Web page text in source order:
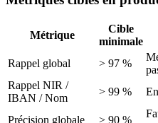
Métrique
Cible
minimale
Rappel global > 97 %
Rappel NIR /
IBAN / Nom
> 99 %
Précision globale > 90 %